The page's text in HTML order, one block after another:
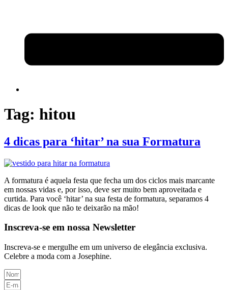
Tag: hitou
4 dicas para ‘hitar’ na sua Formatura
A formatura é aquela festa que fecha um dos ciclos mais marcante
em nossas vidas e, por isso, deve ser muito bem aproveitada e
curtida. Para você ‘hitar’ na sua festa de formatura, separamos 4
dicas de look que não te deixarão na mão!
Inscreva-se em nossa Newsletter
Inscreva-se e mergulhe em um universo de elegância exclusiva.
Celebre a moda com a Josephine.